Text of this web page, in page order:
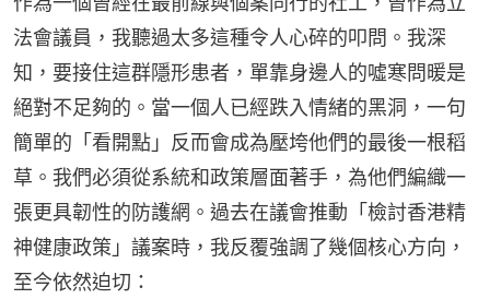
法會議員，我聽過太多這種令人心碎的叩問。我深
知，要接住這群隱形患者，單靠身邊人的噓寒問暖是
絕對不足夠的。當一個人已經跌入情緒的黑洞，一句
簡單的「看開點」反而會成為壓垮他們的最後一根稻
草。我們必須從系統和政策層面著手，為他們編織一
張更具韌性的防護網。過去在議會推動「檢討香港精
神健康政策」議案時，我反覆強調了幾個核心方向，
至今依然迫切：